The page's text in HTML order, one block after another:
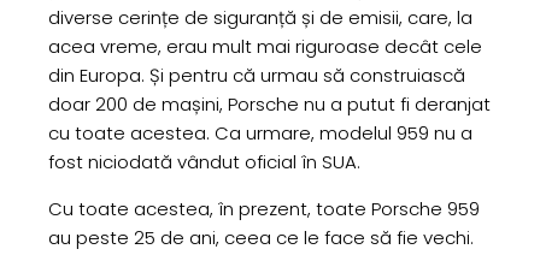
diverse cerințe de siguranță și de emisii, care, la
acea vreme, erau mult mai riguroase decât cele
din Europa. Și pentru că urmau să construiască
doar 200 de mașini, Porsche nu a putut fi deranjat
cu toate acestea. Ca urmare, modelul 959 nu a
fost niciodată vândut oficial în SUA.
Cu toate acestea, în prezent, toate Porsche 959
au peste 25 de ani, ceea ce le face să fie vechi.